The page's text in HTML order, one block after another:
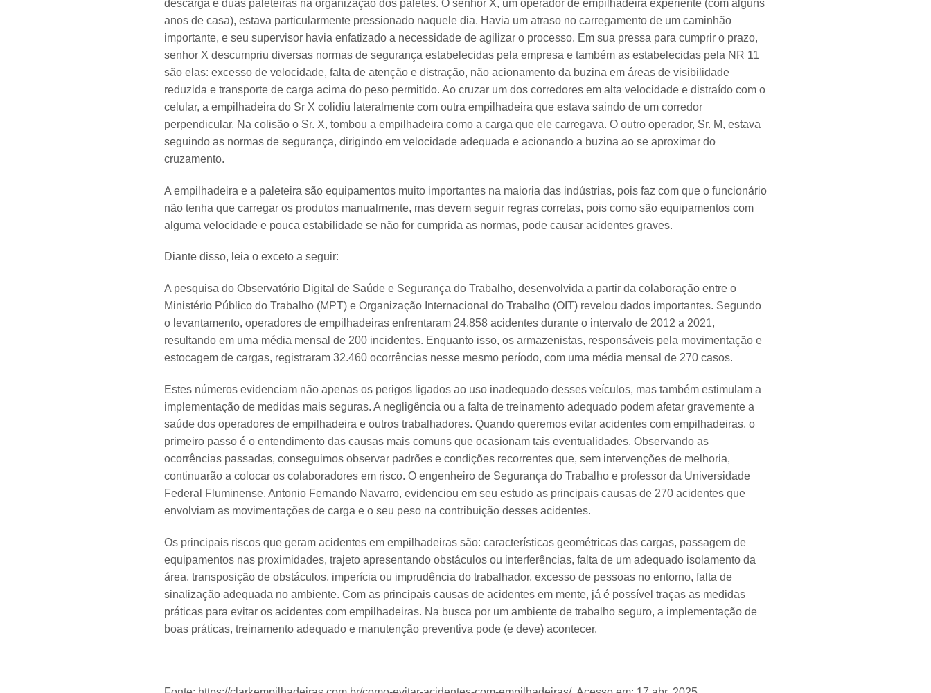
descarga e duas paleteiras na organização dos paletes. O senhor X, um operador de empilhadeira experiente (com alguns
anos de casa), estava particularmente pressionado naquele dia. Havia um atraso no carregamento de um caminhão
importante, e seu supervisor havia enfatizado a necessidade de agilizar o processo. Em sua pressa para cumprir o prazo,
senhor X descumpriu diversas normas de segurança estabelecidas pela empresa e também as estabelecidas pela NR 11
são elas: excesso de velocidade, falta de atenção e distração, não acionamento da buzina em áreas de visibilidade
reduzida e transporte de carga acima do peso permitido. Ao cruzar um dos corredores em alta velocidade e distraído com o
celular, a empilhadeira do Sr X colidiu lateralmente com outra empilhadeira que estava saindo de um corredor
perpendicular. Na colisão o Sr. X, tombou a empilhadeira como a carga que ele carregava. O outro operador, Sr. M, estava
seguindo as normas de segurança, dirigindo em velocidade adequada e acionando a buzina ao se aproximar do
cruzamento.
A empilhadeira e a paleteira são equipamentos muito importantes na maioria das indústrias, pois faz com que o funcionário
não tenha que carregar os produtos manualmente, mas devem seguir regras corretas, pois como são equipamentos com
alguma velocidade e pouca estabilidade se não for cumprida as normas, pode causar acidentes graves.
Diante disso, leia o exceto a seguir:
A pesquisa do Observatório Digital de Saúde e Segurança do Trabalho, desenvolvida a partir da colaboração entre o
Ministério Público do Trabalho (MPT) e Organização Internacional do Trabalho (OIT) revelou dados importantes. Segundo
o levantamento, operadores de empilhadeiras enfrentaram 24.858 acidentes durante o intervalo de 2012 a 2021,
resultando em uma média mensal de 200 incidentes. Enquanto isso, os armazenistas, responsáveis pela movimentação e
estocagem de cargas, registraram 32.460 ocorrências nesse mesmo período, com uma média mensal de 270 casos.
Estes números evidenciam não apenas os perigos ligados ao uso inadequado desses veículos, mas também estimulam a
implementação de medidas mais seguras. A negligência ou a falta de treinamento adequado podem afetar gravemente a
saúde dos operadores de empilhadeira e outros trabalhadores. Quando queremos evitar acidentes com empilhadeiras, o
primeiro passo é o entendimento das causas mais comuns que ocasionam tais eventualidades. Observando as
ocorrências passadas, conseguimos observar padrões e condições recorrentes que, sem intervenções de melhoria,
continuarão a colocar os colaboradores em risco. O engenheiro de Segurança do Trabalho e professor da Universidade
Federal Fluminense, Antonio Fernando Navarro, evidenciou em seu estudo as principais causas de 270 acidentes que
envolviam as movimentações de carga e o seu peso na contribuição desses acidentes.
Os principais riscos que geram acidentes em empilhadeiras são: características geométricas das cargas, passagem de
equipamentos nas proximidades, trajeto apresentando obstáculos ou interferências, falta de um adequado isolamento da
área, transposição de obstáculos, imperícia ou imprudência do trabalhador, excesso de pessoas no entorno, falta de
sinalização adequada no ambiente. Com as principais causas de acidentes em mente, já é possível traças as medidas
práticas para evitar os acidentes com empilhadeiras. Na busca por um ambiente de trabalho seguro, a implementação de
boas práticas, treinamento adequado e manutenção preventiva pode (e deve) acontecer.